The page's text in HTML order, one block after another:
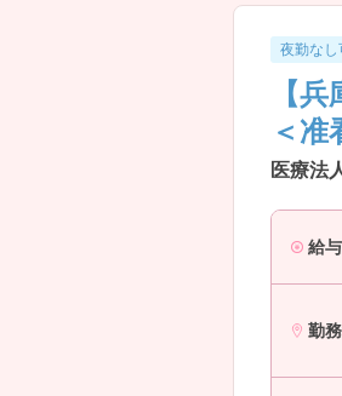
夜勤なし
【
＜准
医療法
給与
勤